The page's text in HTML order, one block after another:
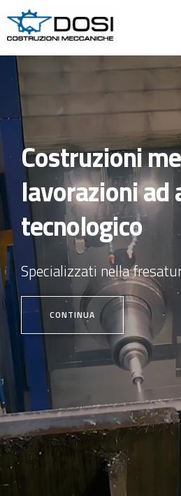
Costruzioni
lavorazioni
tecnologico
Specializzati nella
CONTINUA